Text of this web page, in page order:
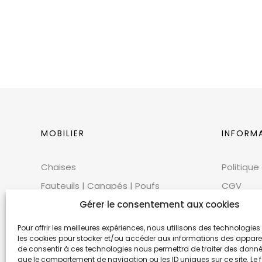
Gérer le consentement aux cookies
Pour offrir les meilleures expériences, nous utilisons des
les cookies pour stocker et/ou accéder aux informations des
de consentir à ces technologies nous permettra de traiter des
que le comportement de navigation ou les ID uniques sur ce site. Le
MOBILIER
Chaises
Fauteuils | Canapés | Poufs
Mobilier extérieur
Tables
Bars | Comptoirs
CGV
CGU
Cookies